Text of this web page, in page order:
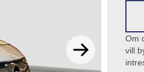
Om
vill